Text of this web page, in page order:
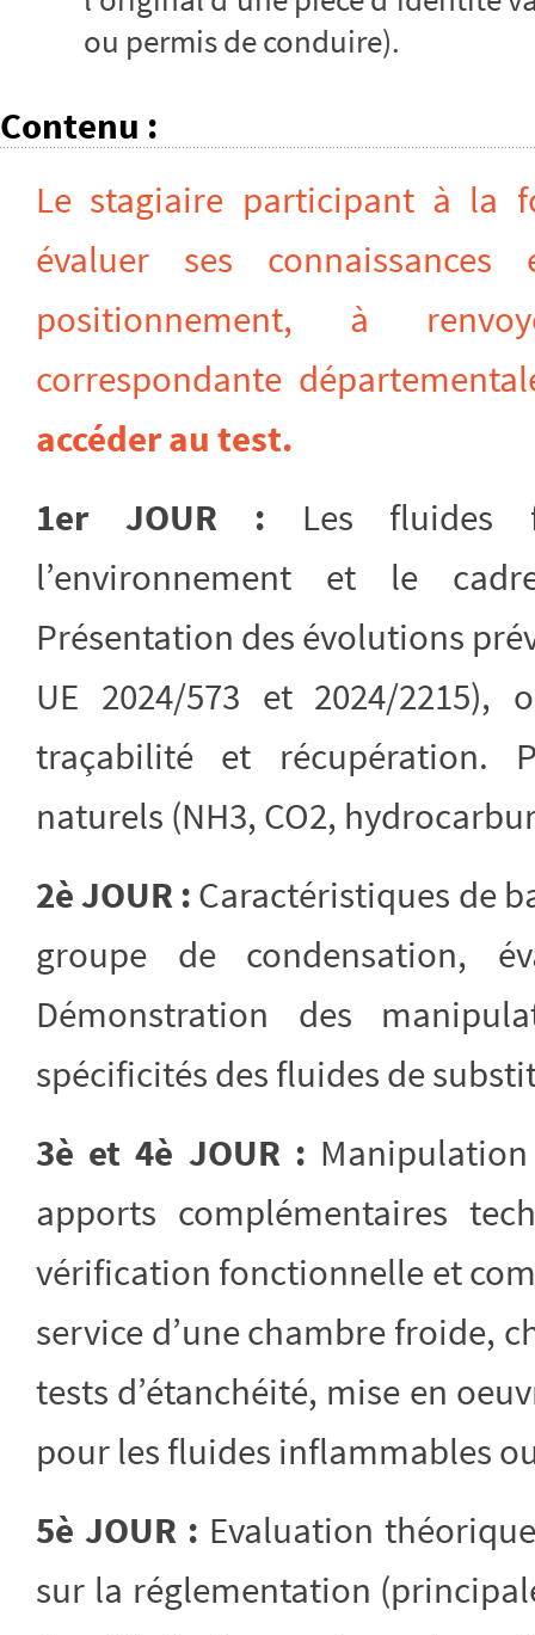
ou permis de conduire).
Contenu :
Le stagiaire participant à la
évaluer ses
positionnement, à
correspondante
accéder au test.
1er JOUR : Les fluides
l’environnement et le
Présentation des évolutions
UE 2024/573 et 2024/2215),
traçabilité et récupération.
naturels (NH3, CO2,
2è JOUR : Caractéristiques de
groupe de condensation,
Démonstration des
spécificités des fluides de
3è et 4è JOUR :
apports complémentaires
vérification fonctionnelle et
service d’une chambre froide,
tests d’étanchéité, mise en
pour les fluides inflammables
5è JOUR : Evaluation
sur la réglementation